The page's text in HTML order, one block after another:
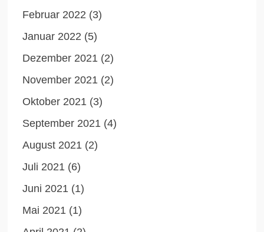
Februar 2022 (3)
Januar 2022 (5)
Dezember 2021 (2)
November 2021 (2)
Oktober 2021 (3)
September 2021 (4)
August 2021 (2)
Juli 2021 (6)
Juni 2021 (1)
Mai 2021 (1)